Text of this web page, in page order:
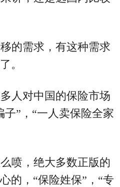
的需求，有这种需求
。
人对中国的保险市场
”，“一人卖保险全家
喷，绝大多数正版的
的，“保险姓保”，“专